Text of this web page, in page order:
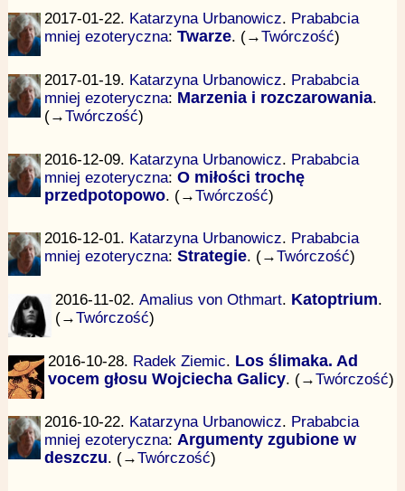
2017-01-22. Katarzyna Urbanowicz. Prababcia
mniej ezoteryczna:Twarze. (→Twórczość)
2017-01-19. Katarzyna Urbanowicz. Prababcia
mniej ezoteryczna: Marzenia i rozczarowania.
(→Twórczość)
2016-12-09. Katarzyna Urbanowicz. Prababcia
mniej ezoteryczna:O miłości trochę
przedpotopowo. (→Twórczość)
2016-12-01. Katarzyna Urbanowicz. Prababcia
mniej ezoteryczna:Strategie. (→Twórczość)
2016-11-02. Amalius von Othmart. Katoptrium.
(→Twórczość)
2016-10-28. Radek Ziemic. Los ślimaka. Ad
vocem głosu Wojciecha Galicy. (→Twórczość)
2016-10-22. Katarzyna Urbanowicz. Prababcia
mniej ezoteryczna:Argumenty zgubione w
deszczu. (→Twórczość)